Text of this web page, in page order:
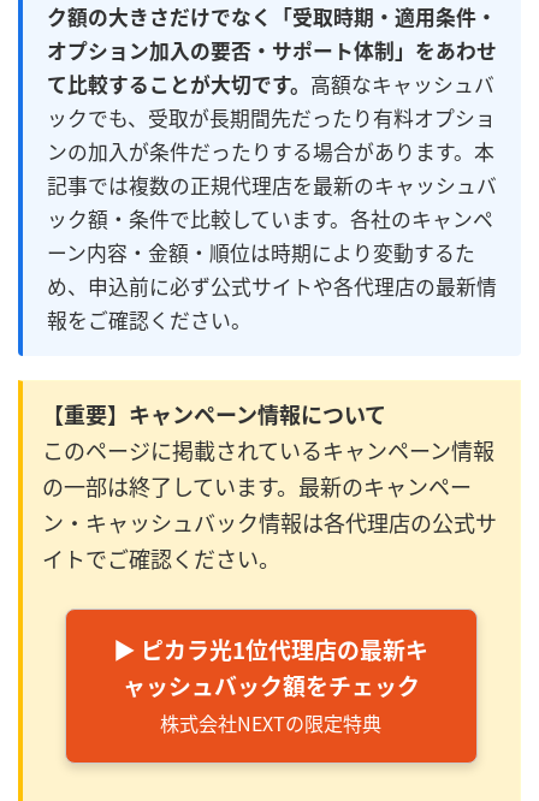
ク額の大きさだけでなく「受取時期・適用条件・
オプション加入の要否・サポート体制」をあわせ
て比較することが大切です。 高額なキャッシュバ
ックでも、受取が長期間先だったり有料オプショ
ンの加入が条件だったりする場合があります。本
記事では複数の正規代理店を最新のキャッシュバ
ック額・条件で比較しています。各社のキャンペ
ーン内容・金額・順位は時期により変動するた
め、申込前に必ず公式サイトや各代理店の最新情
報をご確認ください。
【重要】キャンペーン情報について
このページに掲載されているキャンペーン情報
の一部は終了しています。最新のキャンペー
ン・キャッシュバック情報は各代理店の公式サ
イトでご確認ください。
▶ ピカラ光1位代理店の最新キ
ャッシュバック額をチェック
株式会社NEXTの限定特典